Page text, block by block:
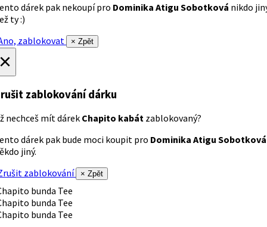
dárek pak nekoupí pro Dominika Atigu Sobotková nikdo
ty :)
zablokovat
× Zpět
zablokování dárku
nechceš mít dárek Chapito kabát zablokovaný?
dárek pak bude moci koupit pro Dominika Atigu Sobotková
jiný.
zablokování
× Zpět